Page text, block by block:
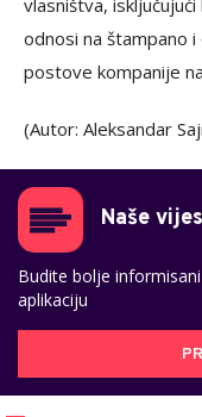
vlasništva,
odnosi na štampano i
postove kompanije
(Autor: Aleksandar
Naše
Budite bolje
aplikaciju